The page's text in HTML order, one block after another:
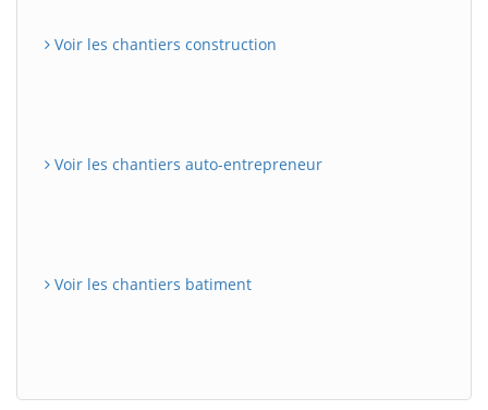
Voir les chantiers construction
Voir les chantiers auto-entrepreneur
Voir les chantiers batiment